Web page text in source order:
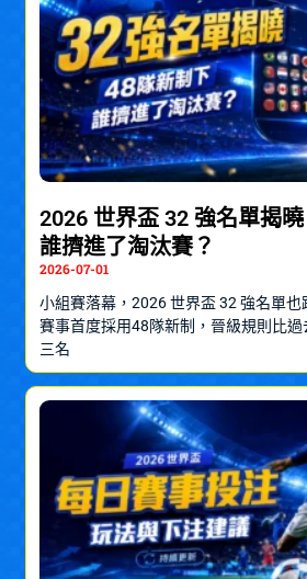
2026 世界盃 32 強名單揭
誰擠進了淘汰賽？
2026-07-01
小組賽落幕，2026 世界盃 32 強名單
賽事首度採用48隊新制，晉級規則比
三名